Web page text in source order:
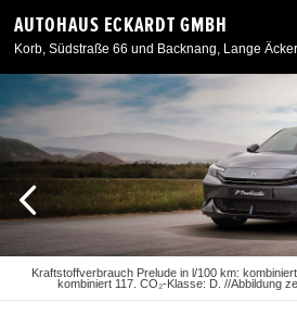
AUTOHAUS ECKARDT GMBH
Korb, Südstraße 66 und Backnang, Lange
Neuwagen
Gebrauchtwagen
Angebote
Service & Zubehör
Kraftstoffverbrauch Prelude in l/100 km:
kombiniert 117. CO₂-Klasse: D. //Abbildung